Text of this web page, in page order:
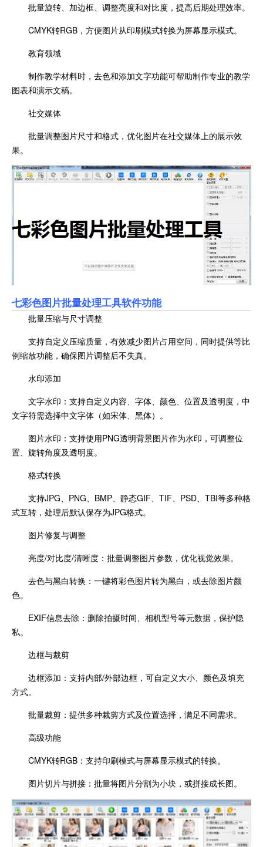
批量旋转、加边框、调整亮度和对比度，提高后期处理效率。
CMYK转RGB，方便图片从印刷模式转换为屏幕显示模式。
教育领域
制作教学材料时，去色和添加文字功能可帮助制作专业的教学
图表和演示文稿。
社交媒体
批量调整图片尺寸和格式，优化图片在社交媒体上的展示效
果。
七彩色图片批量处理工具软件功能
批量压缩与尺寸调整
支持自定义压缩质量，有效减少图片占用空间，同时提供等比
例缩放功能，确保图片调整后不失真。
水印添加
文字水印：支持自定义内容、字体、颜色、位置及透明度，中
文字符需选择中文字体（如宋体、黑体）。
图片水印：支持使用PNG透明背景图片作为水印，可调整位
置、旋转角度及透明度。
格式转换
支持JPG、PNG、BMP、静态GIF、TIF、PSD、TBI等多种格
式互转，处理后默认保存为JPG格式。
图片修复与调整
亮度/对比度/清晰度：批量调整图片参数，优化视觉效果。
去色与黑白转换：一键将彩色图片转为黑白，或去除图片颜
色。
EXIF信息去除：删除拍摄时间、相机型号等元数据，保护隐
私。
边框与裁剪
边框添加：支持内部/外部边框，可自定义大小、颜色及填充
方式。
批量裁剪：提供多种裁剪方式及位置选择，满足不同需求。
高级功能
CMYK转RGB：支持印刷模式与屏幕显示模式的转换。
图片切片与拼接：批量将图片分割为小块，或拼接成长图。